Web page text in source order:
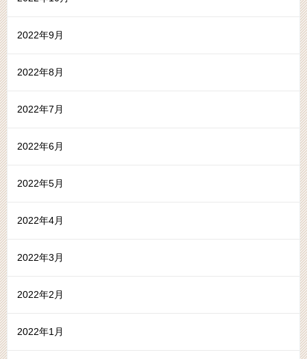
2022年9月
2022年8月
2022年7月
2022年6月
2022年5月
2022年4月
2022年3月
2022年2月
2022年1月